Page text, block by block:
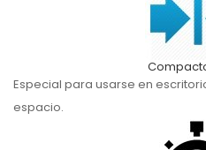
Especial para usarse en
espacio.